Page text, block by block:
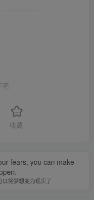
吧
收藏
fears, you can make
以将梦想变为现实了